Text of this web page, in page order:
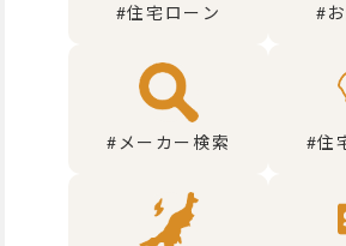
#住宅ローン #
#メーカー検索 #住